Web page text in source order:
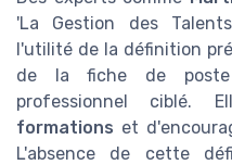
'La Gestion des
l'utilité de la définition
de la fiche de poste
professionnel ciblé.
formations et
L'absence de cette